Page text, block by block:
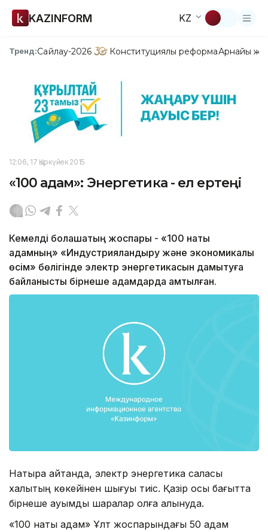
KAZINFORM KZ
Тренд:Сайлау-2026 Конституциялық реформаАрнайы
12:06, 17 Қыркүйек 2015
«100 қадам»: Энергетика - ел ертеңі
Кемелді болашақтың жоспары - «100 нақты
қадамның» «Индустрияландыру және экономикалық
өсім» бөлігінде электр энергетикасын дамытуға
байланысты бірнеше қадамдарда қамтылған.
Нақтырақ айтқанда, электр энергетика саласы
халықтың көкейінен шығуы тиіс. Қазір осы бағытта
бірнеше ауқымды шаралар қолға алынуда.
«100 нақты қадам» Ұлт жоспарындағы 50 қадам